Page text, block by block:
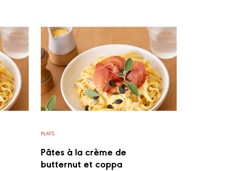
PLATS
Pâtes à la crème de
butternut et coppa